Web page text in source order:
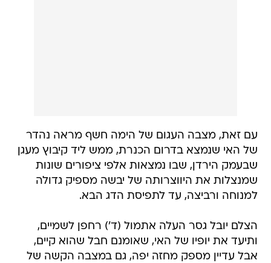
עם זאת, מצבה העגום של הימה חשף מראה נהדר
של האי שנמצא בדרום הכנרת, ממש ליד קיבוץ מעגן
שבעמק הירדן, שבו נמצאות אלפי ציפורים שונות
שמנצלות את היווצרותה של יבשה מספיק גדולה
למנוחה ורביצה, עד לתפיסת הדג הבא.
הצלם יובל גסר העלה אתמול (ד') רחפן לשמיים,
ותיעד את יופיו של האי, שאומנם חבל שהוא קיים,
אבל עדיין מספק מחזה יפה, גם במצבה הקשה של